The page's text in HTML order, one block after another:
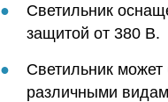
Светильник
защитой от 380 В.
Светильник может
различными